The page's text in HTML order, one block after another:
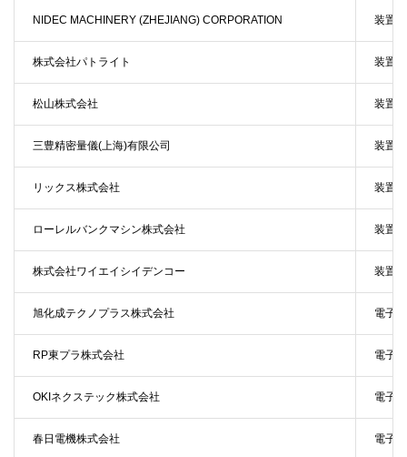
NIDEC MACHINERY (ZHEJIANG) CORPORATION 装置
株式会社パトライト 装置
松山株式会社 装置
三豊精密量儀(上海)有限公司 装置
リックス株式会社 装置
ローレルバンクマシン株式会社 装置
株式会社ワイエイシイデンコー 装置
旭化成テクノプラス株式会社 電子
RP東プラ株式会社 電子
OKIネクステック株式会社 電子
春日電機株式会社 電子